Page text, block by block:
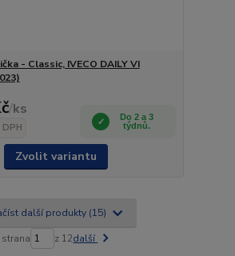
- Classic, IVECO DAILY VI
/ks
Do 2 a 3
týdnů.
Zvolit variantu
další produkty (15)
strana z 12další